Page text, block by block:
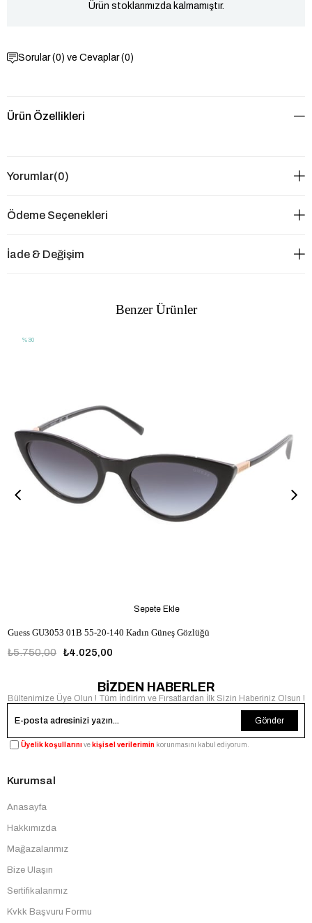
Ürün stoklarımızda kalmamıştır.
Sorular (0) ve Cevaplar (0)
Ürün Özellikleri
Yorumlar(0)
Ödeme Seçenekleri
İade & Değişim
Benzer Ürünler
Guess GU3053 01B 55-20-140 Kadın Güneş Gözlüğü
₺4.025,00
₺5.750,00
Sepete Ekle
%30
BİZDEN HABERLER
Bültenimize Üye Olun ! Tüm İndirim ve Fırsatlardan İlk Sizin Haberiniz Olsun !
Gönder
Üyelik koşullarınıve kişisel verilerimin korunmasını kabul ediyorum.
Kurumsal
Anasayfa
Hakkımızda
Mağazalarımız
Bize Ulaşın
Sertifikalarımız
Kvkk Başvuru Formu